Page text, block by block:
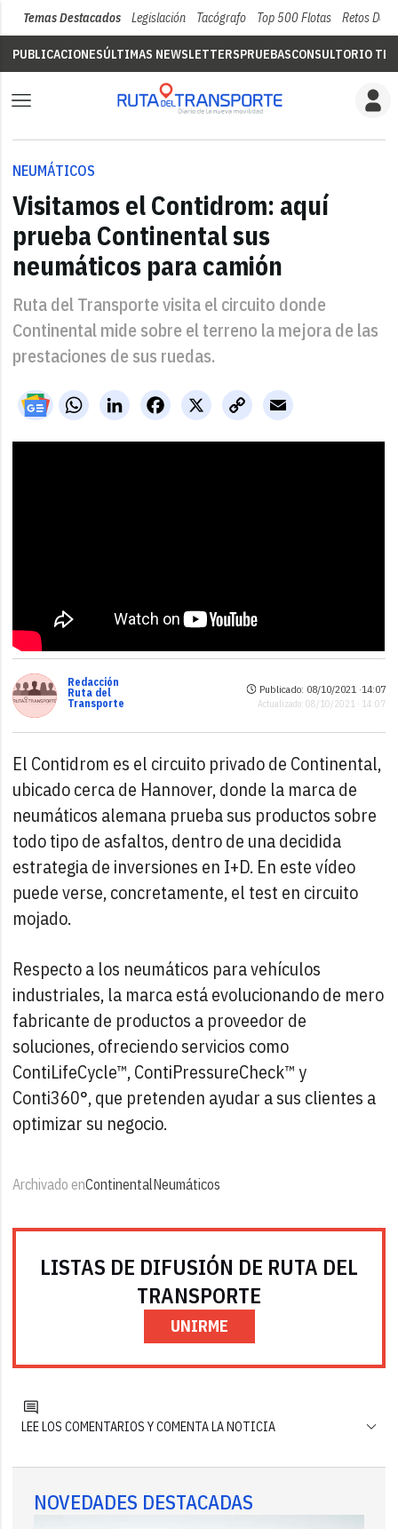
Temas Destacados Legislación Tacógrafo Top 500 Flotas Retos Del
PUBLICACIONESÚLTIMAS NEWSLETTERSPRUEBASCONSULTORIO
NEUMÁTICOS
Visitamos el Contidrom: aquí
prueba Continental sus
neumáticos para camión
Ruta del Transporte visita el circuito donde
Continental mide sobre el terreno la mejora de las
prestaciones de sus ruedas.
WhatsAppLinkedIn X
Facebook
Copy
Link
Email
Redacción
Ruta del
Transporte
Publicado: 08/10/2021 ·14:07
Actualizado: 08/10/2021 · 14:07
El Contidrom es el circuito privado de Continental,
ubicado cerca de Hannover, donde la marca de
neumáticos alemana prueba sus productos sobre
todo tipo de asfaltos, dentro de una decidida
estrategia de inversiones en I+D. En este vídeo
puede verse, concretamente, el test en circuito
mojado.
Respecto a los neumáticos para vehículos
industriales, la marca está evolucionando de mero
fabricante de productos a proveedor de
soluciones, ofreciendo servicios como
ContiLifeCycle™, ContiPressureCheck™ y
Conti360°, que pretenden ayudar a sus clientes a
optimizar su negocio.
Archivado enContinentalNeumáticos
LISTAS DE DIFUSIÓN DE RUTA DEL
TRANSPORTE
UNIRME
LEE LOS COMENTARIOS Y COMENTA LA NOTICIA
NOVEDADES DESTACADAS